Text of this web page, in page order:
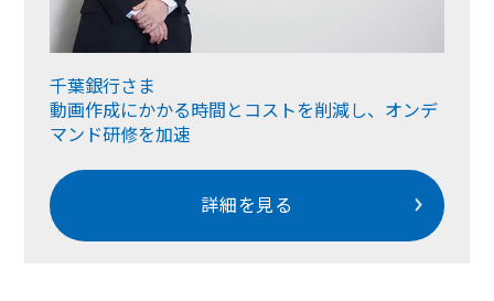
千葉銀行さま
動画作成にかかる時間とコストを削減し、オンデ
マンド研修を加速
詳細を見る